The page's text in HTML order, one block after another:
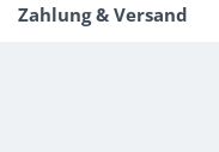
Zahlung & Versand